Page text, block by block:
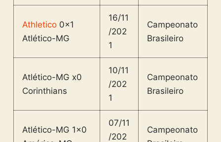
Athletico0x1
Atlético-MG
16/11
/202
1
Campeonato
Brasileiro
Atlético-MG x0
Corinthians
10/11
/202
1
Campeonato
Brasileiro
Atlético-MG 1×0
07/11
/202
Campeonato